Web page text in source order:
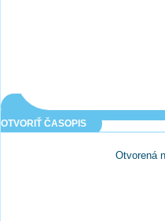
OTVORIŤ ČASOPIS
Otvorená